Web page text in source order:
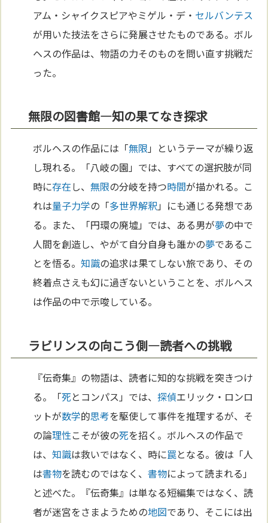
アム・シャイクスピアやミゲル・デ・ セルバンテス
が用いた技法をさらに発展させたものである。ボル
ヘスの作品は、物語の力そのものを問い直す挑戦だ
った。
無限の図書館—知の果てなき探求
ボルヘスの作品には「無限 」というテーマが繰り返
し現れる。「八岐の園」では、すべての選択肢が同
時に存在し、無限の分岐を持つ時間が描かれる。こ
れは量子力学の「多世界解釈 」にも通じる発想であ
る。また、「円環の廃墟」では、ある男が夢の中で
人間を創造し、やがて自分自身も誰かの夢であるこ
とを悟る。知識の追求は果てしない旅であり、その
終着点さえも幻に過ぎないということを、ボルヘス
は作品の中で示唆している。
ラビリンスの向こう側—読者への挑戦
『伝奇集』の物語は、読者に知的な挑戦を突きつけ
る。「死とコンパス」では、探偵エリック・ロンロ
ットが数学的思考を駆使して事件を推理するが、そ
の論理性こそが彼の死を招く。ボルヘスの作品で
は、知識は救いではなく、時に罠となる。彼は「人
は書物を読むのではなく、書物によって読まれる」
と述べた。『伝奇集』は単なる短編集ではなく、読
者が迷宮をさまようための地図であり、そこには出